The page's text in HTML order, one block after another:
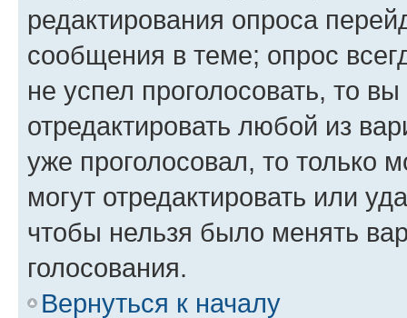
редактирования опроса
сообщения в теме; опрос
не успел проголосовать, то
отредактировать любой из
уже проголосовал, то только
могут отредактировать или
чтобы нельзя было менять
голосования.
Вернуться к началу